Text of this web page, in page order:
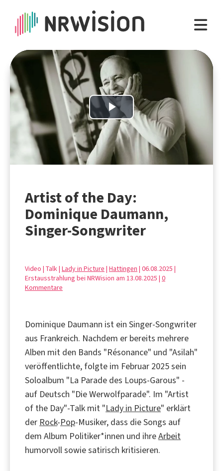
Play
Video
Artist of the Day:
Dominique Daumann,
Singer-Songwriter
Video | Talk | Lady in Picture | Hattingen | 06.08.2025 |
Erstausstrahlung bei NRWision am 13.08.2025 | 0
Kommentare
Dominique Daumann ist ein Singer-Songwriter
aus Frankreich. Nachdem er bereits mehrere
Alben mit den Bands "Résonance" und "Asilah"
veröffentlichte, folgte im Februar 2025 sein
Soloalbum "La Parade des Loups-Garous" -
auf Deutsch "Die Werwolfparade". Im "Artist
of the Day"-Talk mit "Lady in Picture" erklärt
der Rock-Pop-Musiker, dass die Songs auf
dem Album Politiker*innen und ihreArbeit
humorvoll sowie satirisch kritisieren.